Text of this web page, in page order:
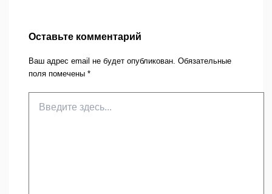
Оставьте комментарий
Ваш адрес email не будет опубликован. Обязательные
поля помечены *
здесь...